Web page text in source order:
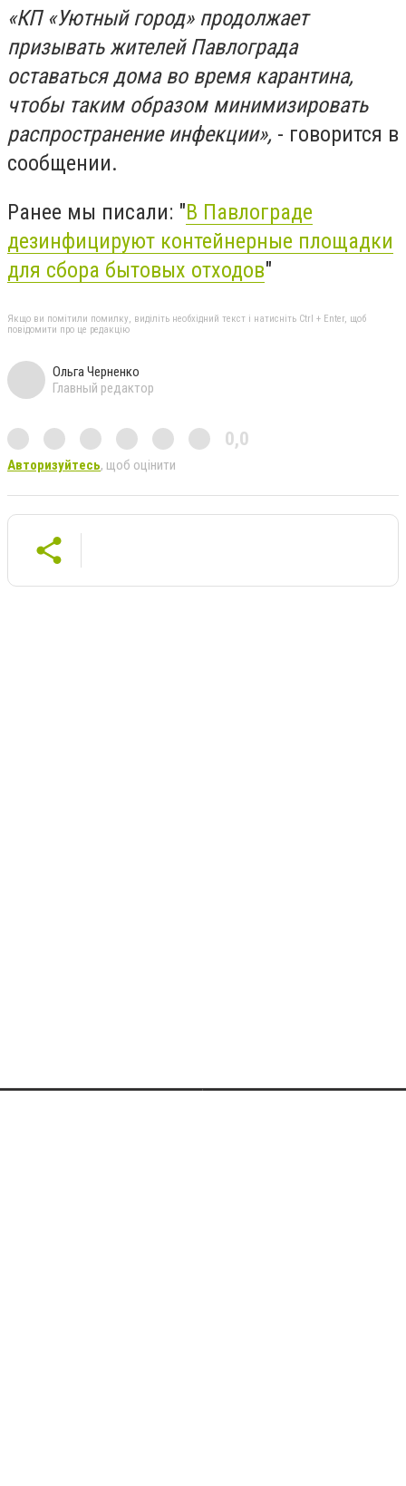
«КП «Уютный город» продолжает
призывать жителей Павлограда
оставаться дома во время карантина,
чтобы таким образом минимизировать
распространение инфекции», - говорится в
сообщении.
Ранее мы писали: "В Павлограде
дезинфицируют контейнерные площадки
для сбора бытовых отходов"
Якщо ви помітили помилку, виділіть необхідний текст і натисніть Ctrl + Enter, щоб
повідомити про це редакцію
Ольга Черненко
Главный редактор
0,0
Авторизуйтесь, щоб оцінити